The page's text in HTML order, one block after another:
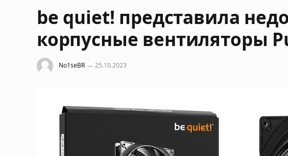
be quiet! представила
корпусные вентиляторы
No1seBR 25.10.2023